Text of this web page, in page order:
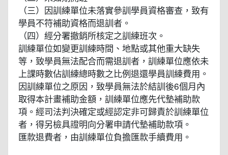
（三）因訓練單位未落實參訓學員資格審查，致有
學員不符補助資格而退訓者。
（四）經分署撤銷所核定之訓練班次。
訓練單位如變更訓練時間、地點或其他重大缺失
等，致學員無法配合而需退訓者，訓練單位應依未
上課時數佔訓練總時數之比例退還學員訓練費用。
因訓練單位之原因，致學員無法於結訓後6個月內
取得本計畫補助金額，訓練單位應先代墊補助款
項。經司法判決確定或經認定非可歸責於訓練單位
者，得另檢具證明向分署申請代墊補助款項。
匯款退費者，由訓練單位負擔匯款手續費用。